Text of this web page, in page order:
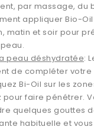
par massage, du
appliquer Bio-Oil
matin et soir pour
peau déshydratée:
de compléter votre
Bi-Oil sur les
faire pénétrer.
quelques gouttes
habituelle et